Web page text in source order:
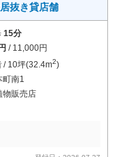
抜き貸店舗
15分
/ 11,000円
/ 10坪(32.4m2)
町南1
物販売店